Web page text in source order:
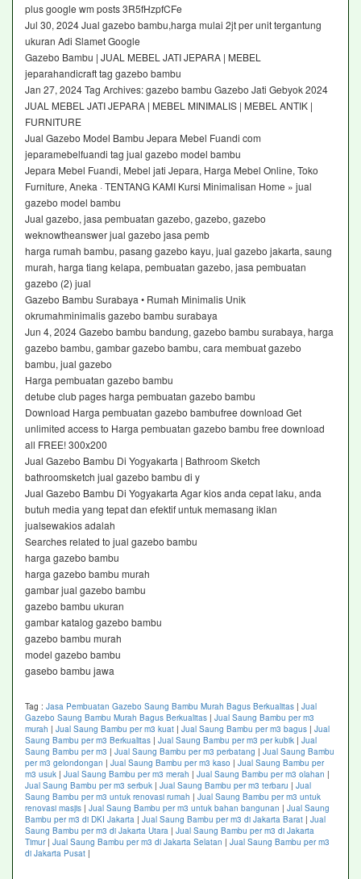
plus google wm posts 3R5fHzpfCFe
Jul 30, 2024 Jual gazebo bambu,harga mulai 2jt per unit tergantung
ukuran Adi Slamet Google
Gazebo Bambu | JUAL MEBEL JATI JEPARA | MEBEL
jeparahandicraft tag gazebo bambu
Jan 27, 2024 Tag Archives: gazebo bambu Gazebo Jati Gebyok 2024
JUAL MEBEL JATI JEPARA | MEBEL MINIMALIS | MEBEL ANTIK |
FURNITURE
Jual Gazebo Model Bambu Jepara Mebel Fuandi com
jeparamebelfuandi tag jual gazebo model bambu
Jepara Mebel Fuandi, Mebel jati Jepara, Harga Mebel Online, Toko
Furniture, Aneka · TENTANG KAMI Kursi Minimalisan Home » jual
gazebo model bambu
Jual gazebo, jasa pembuatan gazebo, gazebo, gazebo
weknowtheanswer jual gazebo jasa pemb
harga rumah bambu, pasang gazebo kayu, jual gazebo jakarta, saung
murah, harga tiang kelapa, pembuatan gazebo, jasa pembuatan
gazebo (2) jual
Gazebo Bambu Surabaya • Rumah Minimalis Unik
okrumahminimalis gazebo bambu surabaya
Jun 4, 2024 Gazebo bambu bandung, gazebo bambu surabaya, harga
gazebo bambu, gambar gazebo bambu, cara membuat gazebo
bambu, jual gazebo
Harga pembuatan gazebo bambu
detube club pages harga pembuatan gazebo bambu
Download Harga pembuatan gazebo bambufree download Get
unlimited access to Harga pembuatan gazebo bambu free download
all FREE! 300x200
Jual Gazebo Bambu Di Yogyakarta | Bathroom Sketch
bathroomsketch jual gazebo bambu di y
Jual Gazebo Bambu Di Yogyakarta Agar kios anda cepat laku, anda
butuh media yang tepat dan efektif untuk memasang iklan
jualsewakios adalah
Searches related to jual gazebo bambu
harga gazebo bambu
harga gazebo bambu murah
gambar jual gazebo bambu
gazebo bambu ukuran
gambar katalog gazebo bambu
gazebo bambu murah
model gazebo bambu
gasebo bambu jawa
Tag : Jasa Pembuatan Gazebo Saung Bambu Murah Bagus Berkualitas | Jual
Gazebo Saung Bambu Murah Bagus Berkualitas | Jual Saung Bambu per m3
murah | Jual Saung Bambu per m3 kuat | Jual Saung Bambu per m3 bagus | Jual
Saung Bambu per m3 Berkualitas | Jual Saung Bambu per m3 per kubik | Jual
Saung Bambu per m3 | Jual Saung Bambu per m3 perbatang | Jual Saung Bambu
per m3 gelondongan | Jual Saung Bambu per m3 kaso | Jual Saung Bambu per
m3 usuk | Jual Saung Bambu per m3 merah | Jual Saung Bambu per m3 olahan |
Jual Saung Bambu per m3 serbuk | Jual Saung Bambu per m3 terbaru | Jual
Saung Bambu per m3 untuk renovasi rumah | Jual Saung Bambu per m3 untuk
renovasi masjis | Jual Saung Bambu per m3 untuk bahan bangunan | Jual Saung
Bambu per m3 di DKI Jakarta | Jual Saung Bambu per m3 di Jakarta Barat | Jual
Saung Bambu per m3 di Jakarta Utara | Jual Saung Bambu per m3 di Jakarta
Timur| Jual Saung Bambu per m3 di Jakarta Selatan | Jual Saung Bambu per m3
di Jakarta Pusat |